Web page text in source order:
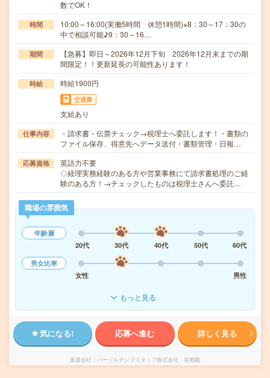
数でOK！
時間
10:00～16:00(実働5時間 休憩1時間)※8：30～17：30の
中で相談可能♪9：30～16…
期間
【急募】即日～2026年12月下旬 2026年12月末までの期
間限定！！更新延長の可能性あります！
時給 時給1900円
交通費
支給あり
仕事内容
・請求書・伝票チェック→税理士へ委託します！・書類の
ファイル保存、得意先へデータ送付・書類管理・日報…
応募資格
英語力不要
◇経理実務経験のある方や営業事務にて請求書処理のご経
験のある方！→チェックしたものは税理士さんへ委託…
職場の雰囲気
年齢層
20代
30代 40代 50代
60代
男女比率
女性
男性
もっと見る
気になる! 応募へ進む 詳しく見る
派遣会社 パーソルテンプスタッフ株式会社 首都圏